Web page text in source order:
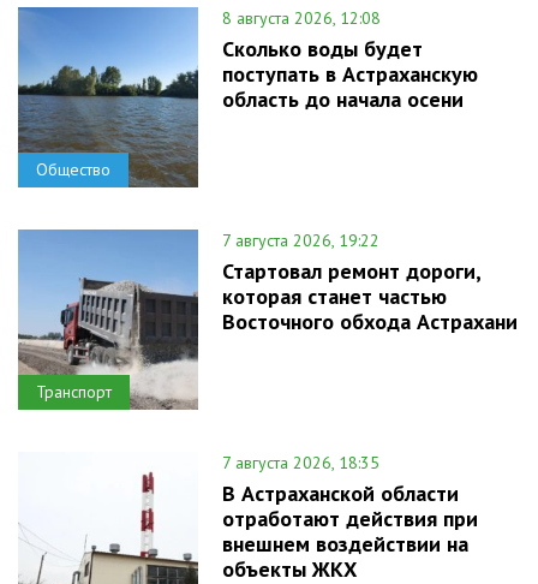
Общество
8 августа 2026, 12:08
Сколько воды будет
поступать в Астраханскую
область до начала осени
Транспорт
7 августа 2026, 19:22
Стартовал ремонт дороги,
которая станет частью
Восточного обхода Астрахани
7 августа 2026, 18:35
В Астраханской области
отработают действия при
внешнем воздействии на
объекты ЖКХ